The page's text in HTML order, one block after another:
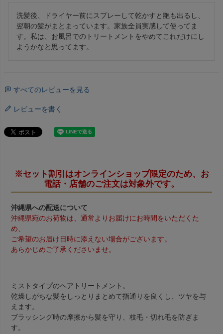
洗髪後、ドライヤー前にスプレーして乾かすと艶も出るし、
翌朝の髪がまとまっています。家族全員実感して使ってま
す。私は、お風呂でのトリートメントをやめてこれだけにし
ようかなと思ってます。
すべてのレビューを見る
レビューを書く
※セット割引はオンラインショップ限定のため、お
電話・店舗のご注文は対象外です。
沖縄県への配送について
沖縄県宛のお荷物は、通常よりお届けにお時間をいただくた
め、
ご希望のお届け日時に添えない場合がございます。
あらかじめご了承くださいませ。
ミストタイプのヘアトリートメント。
乾燥しがちな髪をしっとりまとめて指通りを良くし、ツヤを与
えます。
ブラッシング時の摩擦から髪を守り、枝毛・切れ毛を防ぎま
す。